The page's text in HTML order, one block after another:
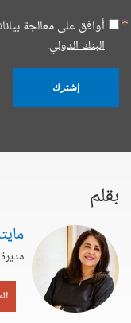
أوافق على معالجة
البنك الدولي.
إشترك
بقلم